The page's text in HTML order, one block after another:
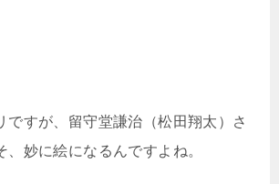
ですが、留守堂謙治（松田翔太）さ
、妙に絵になるんですよね。